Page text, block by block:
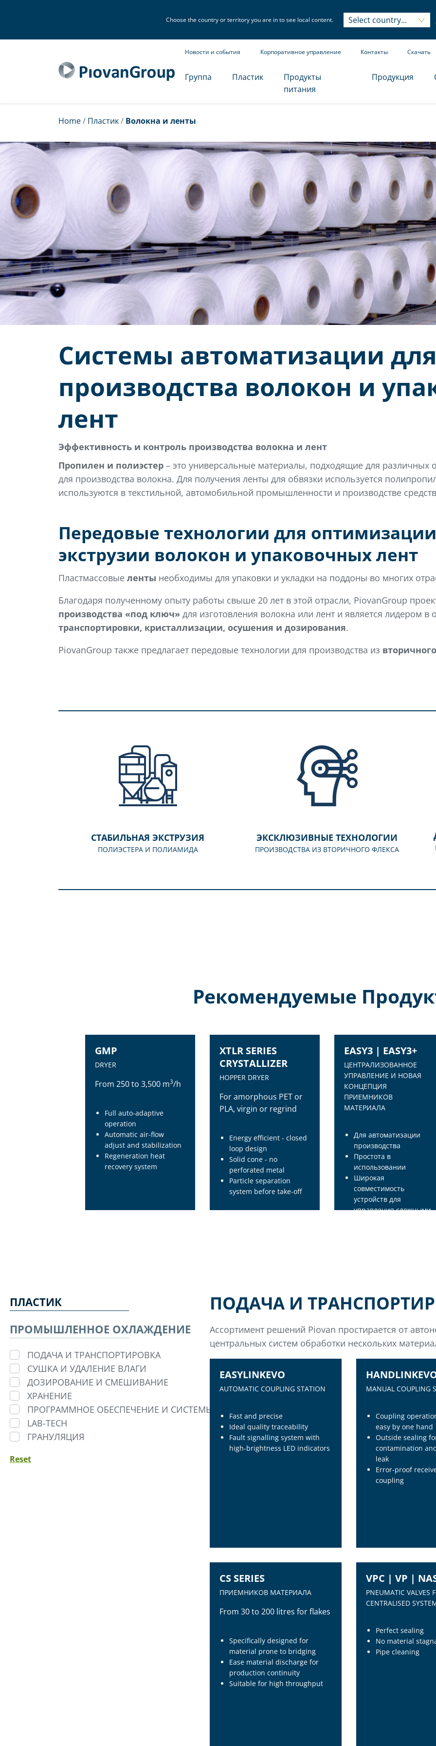
Choose the country or territory you are in to see local content. Select country...
Select country...
Новости и события Корпоративное управление Контакты Скачать
Группа Пластик
Продукты
питания
Продукция
Home/ Пластик/ Волокна и ленты
Системы автоматизации
производства волокон и
лент
Эффективность и контроль производства волокна и лент
Пропилен и полиэстер– это универсальные материалы, подходящие для различных
для производства волокна. Для получения ленты для обвязки используется
используются в текстильной, автомобильной промышленности и производстве
Передовые технологии для
экструзии волокон и упаковочных лент
Пластмассовые ленты необходимы для упаковки и укладки на поддоны во многих
Благодаря полученному опыту работы свыше 20 лет в этой отрасли, PiovanGroup
производства «под ключ» для изготовления волокна или лент и является лидером в
транспортировки, кристаллизации, осушения и дозирования.
PiovanGroup также предлагает передовые технологии для производства из
СТАБИЛЬНАЯ ЭКСТРУЗИЯ
ПОЛИЭСТЕРА И ПОЛИАМИДА
ЭКСКЛЮЗИВНЫЕ ТЕХНОЛОГИИ
ПРОИЗВОДСТВА ИЗ ВТОРИЧНОГО ФЛЕКСА
Рекомендуемые
GMP
DRYER
From 250 to 3,500 m3/h
Full auto-adaptive
operation
Automatic air-flow
adjust and stabilization
Regeneration heat
recovery system
XTLR SERIES
CRYSTALLIZER
HOPPER DRYER
For amorphous PET or
PLA, virgin or regrind
Energy efficient - closed
loop design
Solid cone - no
perforated metal
Particle separation
system before take-off
EASY3 | EASY3+
ЦЕНТРАЛИЗОВАННОЕ
УПРАВЛЕНИЕ И НОВАЯ
КОНЦЕПЦИЯ
ПРИЕМНИКОВ
МАТЕРИАЛА
Для автоматизации
производства
Простота в
использовании
Широкая
совместимость
устройств для
управления сложными
ПЛАСТИК
ПРОМЫШЛЕННОЕ ОХЛАЖДЕНИЕ
ПОДАЧА И ТРАНСПОРТИРОВКА
СУШКА И УДАЛЕНИЕ ВЛАГИ
ДОЗИРОВАНИЕ И СМЕШИВАНИЕ
ХРАНЕНИЕ
ПРОГРАММНОЕ ОБЕСПЕЧЕНИЕ И СИСТЕМЫ УПРАВЛЕНИЯ
LAB-TECH
ГРАНУЛЯЦИЯ
Reset
ПОДАЧА И
Ассортимент решений Piovan простирается от
центральных систем обработки нескольких
EASYLINKEVO
AUTOMATIC COUPLING STATION
Fast and precise
Ideal quality traceability
Fault signalling system with
high-brightness LED indicators
MANUAL COUPLING
Coupling
easy by one hand
Outside sealing
contamination
leak
Error-proof
coupling
CS SERIES
ПРИЕМНИКОВ МАТЕРИАЛА
From 30 to 200 litres for flakes
Specifically designed for
material prone to bridging
Ease material discharge for
production continuity
Suitable for high throughput
VPC | VP |
PNEUMATIC VALVES
CENTRALISED
Perfect sealing
No material
Pipe cleaning